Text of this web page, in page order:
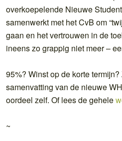
overkoepelende Nieuwe
samenwerkt met het CvB om
gaan en het vertrouwen in de
ineens zo grappig niet meer –
95%? Winst op de korte
samenvatting van de nieuwe
oordeel zelf. Of lees de gehele
~